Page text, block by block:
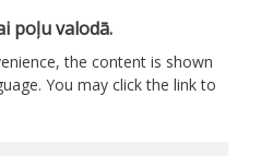
poļu valodā.
the content is shown
You may click the link to